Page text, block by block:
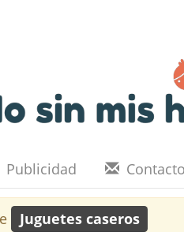
Publicidad Contacto
Juguetes caseros